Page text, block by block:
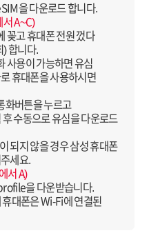
을 다운로드 합니다.
A~C)
꽂고 휴대폰 전원 껐다
) 합니다.
사용이 가능하면 유심
휴대폰을 사용하시면
화버튼을 누르고
수동으로 유심을 다운로드
되지 않을 경우 삼성 휴대폰
세요.
서 A)
을 다운받습니다.
대폰은 Wi-Fi에 연결된